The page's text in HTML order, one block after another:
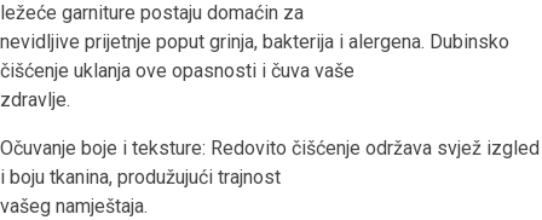
ležeće garniture postaju domaćin za
nevidljive prijetnje poput grinja, bakterija i alergena. Dubinsko
čišćenje uklanja ove opasnosti i čuva vaše
zdravlje.
Očuvanje boje i teksture: Redovito čišćenje održava svjež izgled
i boju tkanina, produžujući trajnost
vašeg namještaja.